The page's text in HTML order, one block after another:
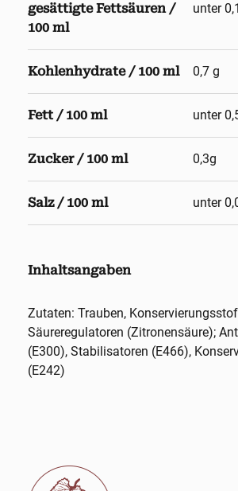
gesättigte Fettsäuren /
100 ml
unter
Kohlenhydrate / 100 ml 0,7 g
Fett / 100 ml unter
Zucker / 100 ml 0,3g
Salz / 100 ml unter
Inhaltsangaben
Zutaten: Trauben,
Säureregulatoren (Zitronensäure);
(E300), Stabilisatoren (E466),
(E242)